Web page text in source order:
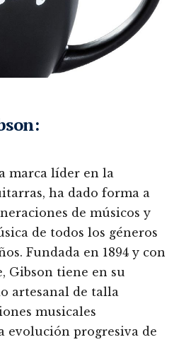
marca líder en la
ha dado forma a
de músicos y
de todos los géneros
Fundada en 1894 y con
Gibson tiene en su
artesanal de talla
musicales
evolución progresiva de